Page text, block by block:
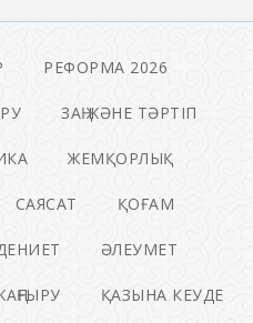
РЕФОРМА 2026
ЗАҢ ЖӘНЕ ТӘРТІП
ЖЕМҚОРЛЫҚ
САЯСАТ ҚОҒАМ
ӘЛЕУМЕТ
ҚАЗЫНА КЕУДЕ